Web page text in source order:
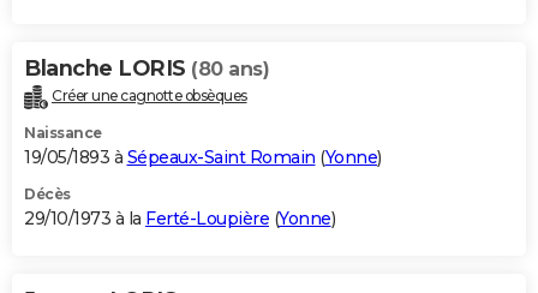
Blanche LORIS (80 ans)
Créer une cagnotte obsèques
Naissance
19/05/1893 à Sépeaux-Saint Romain (Yonne)
Décès
29/10/1973 à la Ferté-Loupière (Yonne)